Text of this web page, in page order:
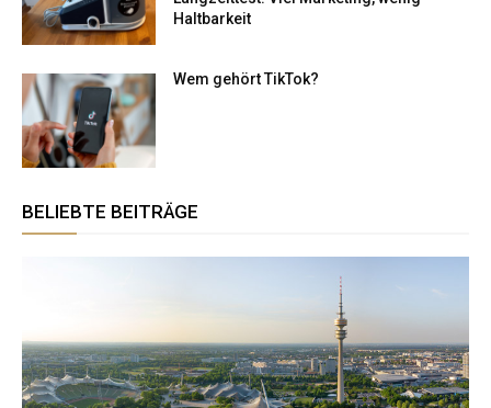
Haltbarkeit
Wem gehört TikTok​?
BELIEBTE BEITRÄGE